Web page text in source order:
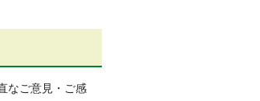
なご意見・ご感